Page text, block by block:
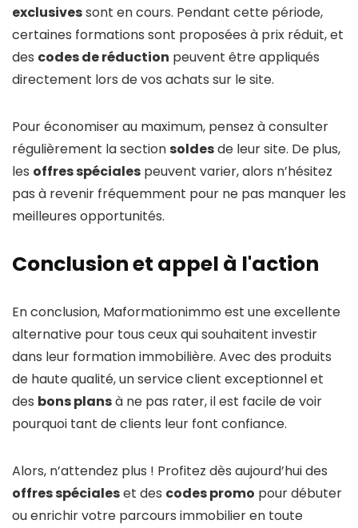
exclusivessont en cours. Pendant cette période,
certaines formations sont proposées à prix réduit, et
des codes de réduction peuvent être appliqués
directement lors de vos achats sur le site.
Pour économiser au maximum, pensez à consulter
régulièrement la sectionsoldesde leur site. De plus,
les offres spéciales peuvent varier, alors n’hésitez
pas à revenir fréquemment pour ne pas manquer les
meilleures opportunités.
Conclusion et appel à l'action
En conclusion, Maformationimmo est une excellente
alternative pour tous ceux qui souhaitent investir
dans leur formation immobilière. Avec des produits
de haute qualité, un service client exceptionnel et
des bons plansà ne pas rater, il est facile de voir
pourquoi tant de clients leur font confiance.
Alors, n’attendez plus ! Profitez dès aujourd’hui des
offres spécialeset des codes promo pour débuter
ou enrichir votre parcours immobilier en toute